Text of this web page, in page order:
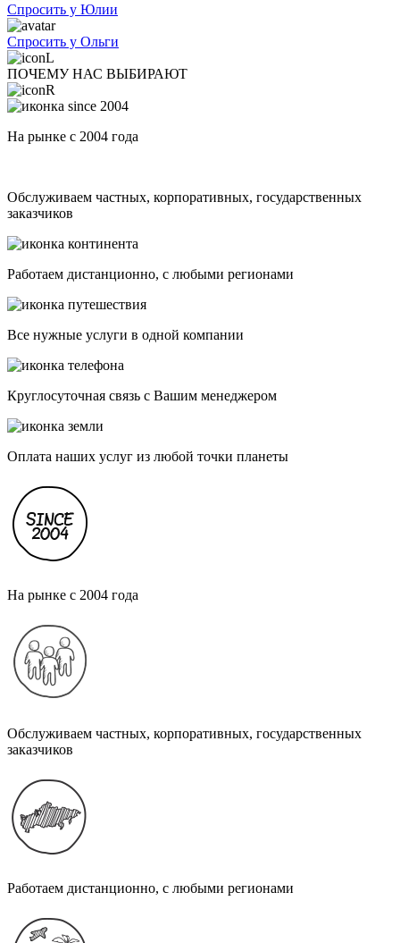
Спросить у Юлии
Спросить у Ольги
ПОЧЕМУ НАС ВЫБИРАЮТ
На рынке с 2004 года
Обслуживаем частных, корпоративных, государственных
заказчиков
Работаем дистанционно, с любыми регионами
Все нужные услуги в одной компании
Круглосуточная связь с Вашим менеджером
Оплата наших услуг из любой точки планеты
На рынке с 2004 года
Обслуживаем частных, корпоративных, государственных
заказчиков
Работаем дистанционно, с любыми регионами